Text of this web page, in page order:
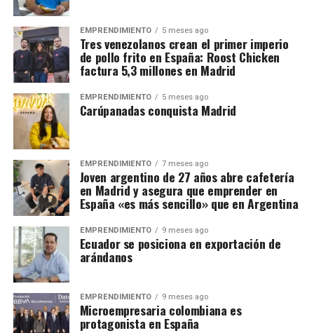
EMPRENDIMIENTO 5 meses ago
Tres venezolanos crean el primer imperio
de pollo frito en España: Roost Chicken
factura 5,3 millones en Madrid
EMPRENDIMIENTO 5 meses ago
Carúpanadas conquista Madrid
EMPRENDIMIENTO 7 meses ago
Joven argentino de 27 años abre cafetería
en Madrid y asegura que emprender en
España «es más sencillo» que en Argentina
EMPRENDIMIENTO 9 meses ago
Ecuador se posiciona en exportación de
arándanos
EMPRENDIMIENTO 9 meses ago
Microempresaria colombiana es
protagonista en España